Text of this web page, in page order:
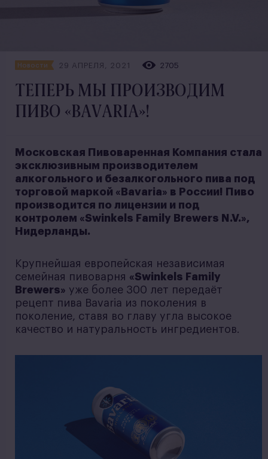
Новости 29 АПРЕЛЯ, 2021 2705
ТЕПЕРЬ МЫ ПРОИЗВОДИМ
ПИВО «BAVARIA»!
Московская Пивоваренная Компания стала
эксклюзивным производителем
алкогольного и безалкогольного пива под
торговой маркой «Bavaria» в России!
Пиво
производится по лицензии и под
контролем «Swinkels Family Brewers N.V.»,
Нидерланды.
Крупнейшая европейская независимая
семейная пивоварня «Swinkels Family
Brewers» уже более 300 лет передаёт
рецепт пива Bavaria из поколения в
поколение, ставя во главу угла высокое
качество и натуральность ингредиентов.